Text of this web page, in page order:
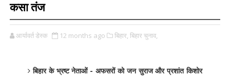
कसा तंज
आर्यावर्त डेस्क 12 months ago बिहार, बिहार चुनाव,
बिहार के भ्रष्ट नेताओं - अफसरों को जन सुराज और प्रशांत किशोर